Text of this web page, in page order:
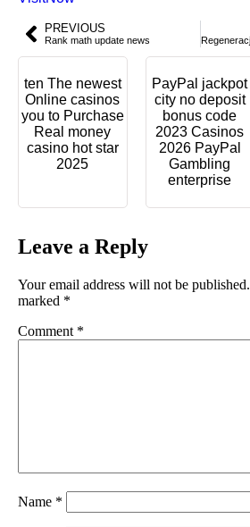
PREVIOUS
Rank math update news
ten The newest
Online casinos
you to Purchase
Real money
casino hot star
2025
PayPal jackpot
city no deposit
bonus code
2023 Casinos
2026 PayPal
Gambling
enterprise
Leave a Reply
Your email address will not be published.
marked *
Comment *
Name *